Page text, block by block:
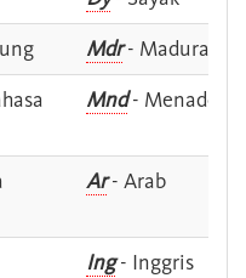
Mdr- Madura
Mnd- Menado
Ar- Arab
Ing- Inggris